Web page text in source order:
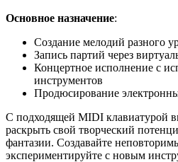
Основное назначение:
Создание мелодий разного
Запись партий через
Концертное исполнение с
инструментов
Продюсирование
С подходящей MIDI клавиатурой
раскрыть свой творческий
фантазии. Создавайте
экспериментируйте с новым